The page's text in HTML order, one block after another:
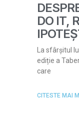
DO IT,
La sfârșitul
ediție a
care
CITESTE MAI